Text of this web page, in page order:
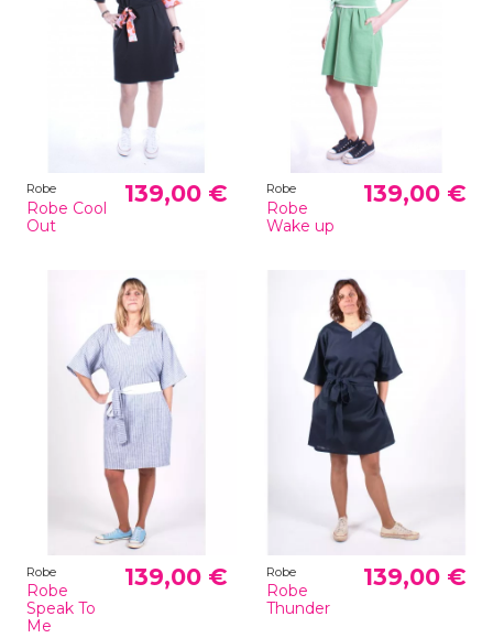
Robe
Robe Cool
Out
139,00 € Robe
Robe
Wake up
139,00 €
Robe
Robe
Speak To
Me
139,00 € Robe
Robe
Thunder
139,00 €